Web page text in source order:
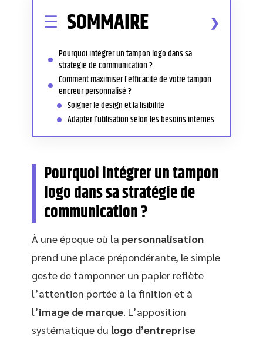
SOMMAIRE
Pourquoi intégrer un tampon logo dans sa
stratégie de communication ?
Comment maximiser l’efficacité de votre tampon
encreur personnalisé ?
Soigner le design et la lisibilité
Adapter l’utilisation selon les besoins internes
Pourquoi intégrer un tampon
logo dans sa stratégie de
communication ?
À une époque où la personnalisation
prend une place prépondérante, le simple
geste de tamponner un papier reflète
l’attention portée à la finition et à
l’image de marque. L’apposition
systématique du logo d’entreprise